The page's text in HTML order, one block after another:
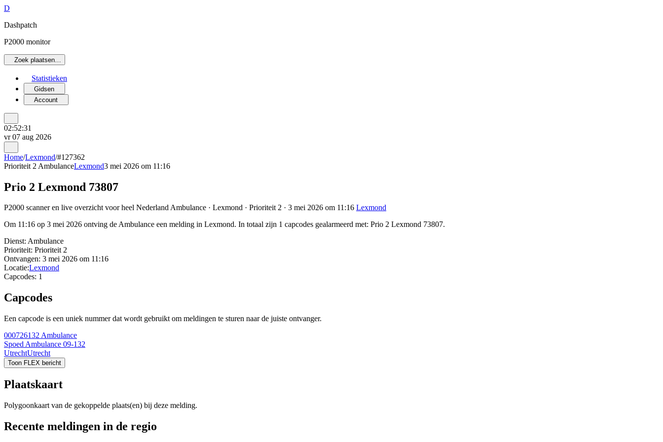
D
Dashpatch
P2000 monitor
Zoek plaatsen…
Statistieken
Gidsen
Account
02:52:31
vr 07 aug 2026
Home/Lexmond/#127362
Prioriteit 2 AmbulanceLexmond3 mei 2026 om 11:16
Prio 2 Lexmond 73807
P2000 scanner en live overzicht voor heel Nederland Ambulance · Lexmond · Prioriteit 2 · 3 mei 2026 om 11:16 Lexmond
Om 11:16 op 3 mei 2026 ontving de Ambulance een melding in Lexmond. In totaal zijn 1 capcodes gealarmeerd met: Prio 2 Lexmond 73807.
Dienst: Ambulance
Prioriteit: Prioriteit 2
Ontvangen: 3 mei 2026 om 11:16
Locatie:Lexmond
Capcodes: 1
Capcodes
Een capcode is een uniek nummer dat wordt gebruikt om meldingen te sturen naar de juiste ontvanger.
000726132 Ambulance
Spoed Ambulance 09-132
UtrechtUtrecht
Toon FLEX bericht
Plaatskaart
Polygoonkaart van de gekoppelde plaats(en) bij deze melding.
Recente meldingen in de regio